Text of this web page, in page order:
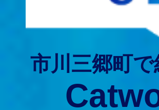
市川三郷町